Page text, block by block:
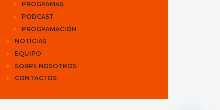
PROGRAMAS
PODCAST
PROGRAMACIÓN
NOTICIAS
EQUIPO
SOBRE NOSOTROS
CONTACTOS